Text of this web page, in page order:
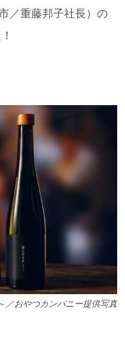
市／重藤邦子社長）の
おやつカンパニー提供写真